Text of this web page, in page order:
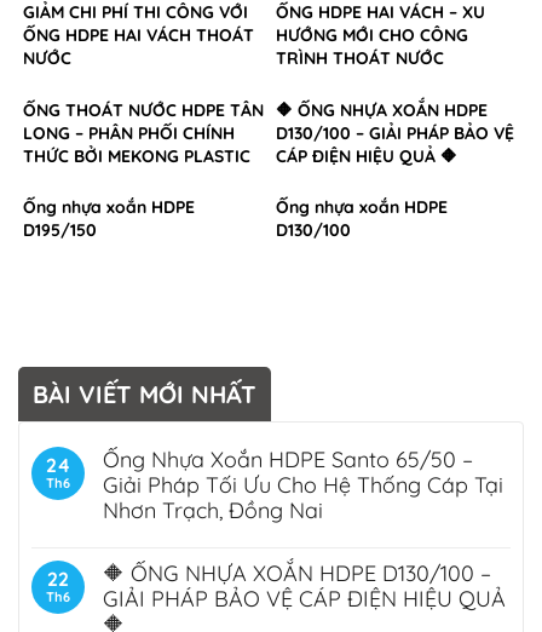
GIẢM CHI PHÍ THI CÔNG VỚI
ỐNG HDPE HAI VÁCH THOÁT
NƯỚC
ỐNG HDPE HAI VÁCH – XU
HƯỚNG MỚI CHO CÔNG
TRÌNH THOÁT NƯỚC
ỐNG THOÁT NƯỚC HDPE TÂN
LONG – PHÂN PHỐI CHÍNH
THỨC BỞI MEKONG PLASTIC
🔶 ỐNG NHỰA XOẮN HDPE
D130/100 – GIẢI PHÁP BẢO VỆ
CÁP ĐIỆN HIỆU QUẢ 🔶
Ống nhựa xoắn HDPE
D195/150
Ống nhựa xoắn HDPE
D130/100
BÀI VIẾT MỚI NHẤT
24
Th6
Ống Nhựa Xoắn HDPE Santo 65/50 –
Giải Pháp Tối Ưu Cho Hệ Thống Cáp Tại
Nhơn Trạch, Đồng Nai
22
Th6
🔶 ỐNG NHỰA XOẮN HDPE D130/100 –
GIẢI PHÁP BẢO VỆ CÁP ĐIỆN HIỆU QUẢ
🔶